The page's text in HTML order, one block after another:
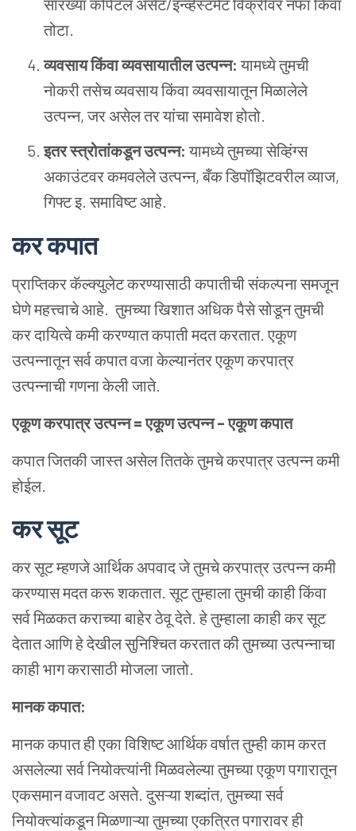
सारख्या कॅपिटल ॲसेट/इन्व्हेस्टमेंट विक्रीवर नफा किंवा
तोटा.
व्यवसाय किंवा व्यवसायातील उत्पन्न:यामध्ये तुमची
नोकरी तसेच व्यवसाय किंवा व्यवसायातून मिळालेले
उत्पन्न, जर असेल तर यांचा समावेश होतो.
इतर स्त्रोतांकडून उत्पन्न:यामध्ये तुमच्या सेव्हिंग्स
अकाउंटवर कमवलेले उत्पन्न, बँक डिपॉझिटवरील व्याज,
गिफ्ट इ. समाविष्ट आहे.
कर कपात
प्राप्तिकर कॅल्क्युलेट करण्यासाठी कपातीची संकल्पना समजून
घेणे महत्त्वाचे आहे. तुमच्या खिशात अधिक पैसे सोडून तुमची
कर दायित्वे कमी करण्यात कपाती मदत करतात. एकूण
उत्पन्नातून सर्व कपात वजा केल्यानंतर एकूण करपात्र
उत्पन्नाची गणना केली जाते.
एकूण करपात्र उत्पन्न = एकूण उत्पन्न – एकूण कपात
कपात जितकी जास्त असेल तितके तुमचे करपात्र उत्पन्न कमी
होईल.
कर सूट
कर सूट म्हणजे आर्थिक अपवाद जे तुमचे करपात्र उत्पन्न कमी
करण्यास मदत करू शकतात. सूट तुम्हाला तुमची काही किंवा
सर्व मिळकत कराच्या बाहेर ठेवू देते. हे तुम्हाला काही कर सूट
देतात आणि हे देखील सुनिश्चित करतात की तुमच्या उत्पन्नाचा
काही भाग करासाठी मोजला जातो.
मानक कपात:
मानक कपात ही एका विशिष्ट आर्थिक वर्षात तुम्ही काम करत
असलेल्या सर्व नियोक्त्यांनी मिळवलेल्या तुमच्या एकूण पगारातून
एकसमान वजावट असते. दुसऱ्या शब्दांत, तुमच्या सर्व
नियोक्त्यांकडून मिळणाऱ्या तुमच्या एकत्रित पगारावर ही